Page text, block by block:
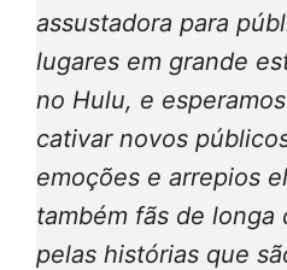
assustadora para
lugares em grande
no Hulu, e
cativar novos
emoções e arrepios
também fãs de longa
pelas histórias que